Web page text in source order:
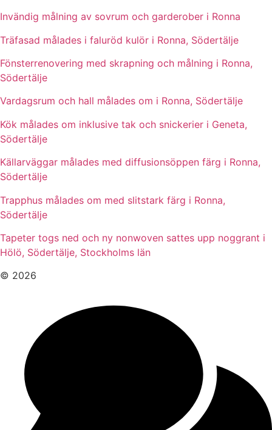
Invändig målning av sovrum och garderober i Ronna
Träfasad målades i faluröd kulör i Ronna, Södertälje
Fönsterrenovering med skrapning och målning i Ronna,
Södertälje
Vardagsrum och hall målades om i Ronna, Södertälje
Kök målades om inklusive tak och snickerier i Geneta,
Södertälje
Källarväggar målades med diffusionsöppen färg i Ronna,
Södertälje
Trapphus målades om med slitstark färg i Ronna,
Södertälje
Tapeter togs ned och ny nonwoven sattes upp noggrant i
Hölö, Södertälje, Stockholms län
© 2026